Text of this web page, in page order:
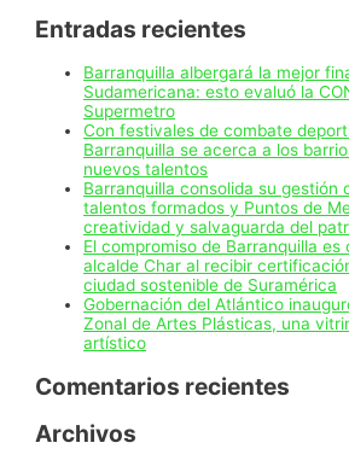
Ulahy
Entradas recientes
Barranquilla albergará la mejor
Sudamericana: esto evaluó la
Supermetro
Con festivales de combate
Barranquilla se acerca a los
nuevos talentos
Barranquilla consolida su gestión
talentos formados y Puntos de
creatividad y salvaguarda del
El compromiso de Barranquilla es
alcalde Char al recibir
ciudad sostenible de Suramérica
Gobernación del Atlántico
Zonal de Artes Plásticas, una
artístico
Comentarios recientes
Archivos